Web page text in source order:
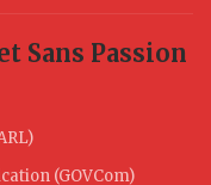
Sans Passion
(GOVCom)